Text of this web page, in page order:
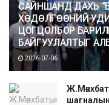
САЙНШАНД ДАХЬ
ХӨДӨЛГӨӨНИЙ
ЦОГЦОЛБОР
БАЙГУУЛАЛТЫГ
2026-07-06
шагналын